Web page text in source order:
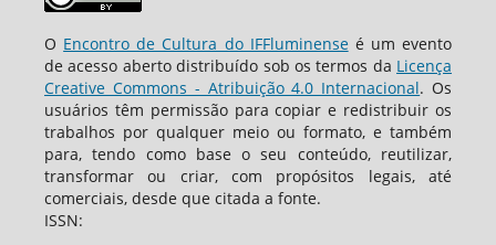
O Encontro de Cultura do IFFluminenseé um evento
de acesso aberto distribuído sob os termos da Licença
Creative Commons - Atribuição 4.0 Internacional. Os
usuários têm permissão para copiar e redistribuir os
trabalhos por qualquer meio ou formato, e também
para, tendo como base o seu conteúdo, reutilizar,
transformar ou criar, com propósitos legais, até
comerciais, desde que citada a fonte.
ISSN: